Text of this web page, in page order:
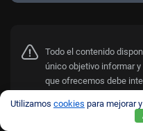
Todo el contenido
único objetivo informar
que ofrecemos debe
opiniones personales
cryptonisation.com no
Utilizamos cookies para mejorar